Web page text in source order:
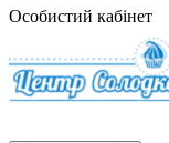
Особистий кабінет